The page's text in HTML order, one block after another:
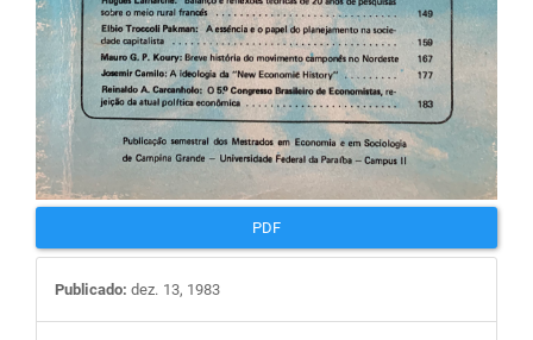
PDF
Publicado: dez. 13, 1983